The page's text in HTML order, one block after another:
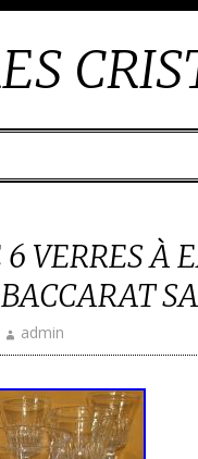
6 VERRES À
admin